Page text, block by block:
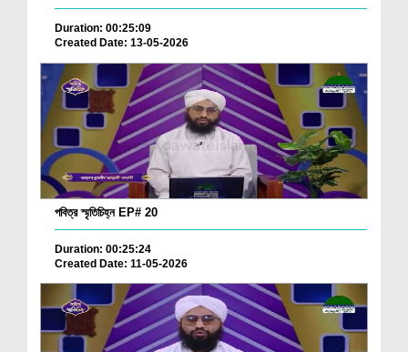
Duration: 00:25:09
Created Date: 13-05-2026
পবিত্র স্মৃতিচিহ্ন EP# 20
Duration: 00:25:24
Created Date: 11-05-2026